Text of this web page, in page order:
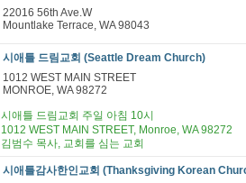
22016 56th Ave.W
Mountlake Terrace, WA 98043
시애틀 드림교회 (Seattle Dream Church)
1012 WEST MAIN STREET
MONROE, WA 98272
시애틀 드림교회 주일 아침 10시
1012 WEST MAIN STREET, Monroe, WA 98272
김범수 목사, 교회를 심는 교회
시애틀감사한인교회 (Thanksgiving Korean